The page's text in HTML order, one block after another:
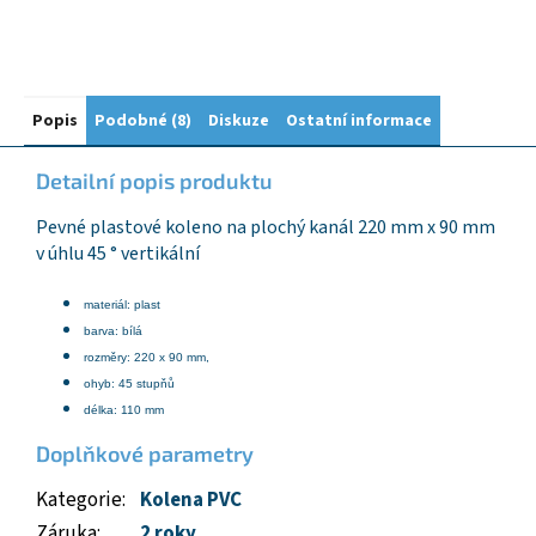
Popis Podobné (8) Diskuze Ostatní informace
Detailní popis produktu
Pevné plastové koleno na plochý kanál 220 mm x 90 mm
v úhlu 45 ° vertikální
materiál: plast
barva: bílá
rozměry: 220 x 90 mm,
ohyb: 45 stupňů
délka: 110 mm
Doplňkové parametry
Kategorie: Kolena PVC